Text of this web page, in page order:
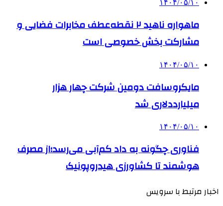
۱۴۰۴/۰۵/۱۰
ماهواره ناهید ۲ نقطه‌عطف مخابرات فضایی و
مشارکت بخش خصوصی است
۱۴۰۴/۰۵/۱۰
مایکروسافت دومین شرکت چهار هزار
میلیارددلاری شد
۱۴۰۴/۰۵/۱۰
فناوری چگونه به داد کم‌آبی می‌رسد؛از مصرف
هوشمند تا کشاورزی هیدروپونیک
اخبار مرتبط با سرویس